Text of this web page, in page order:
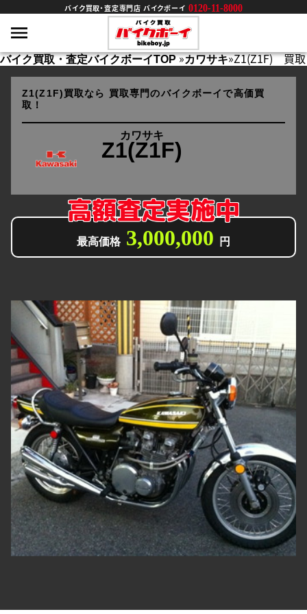
バイク買取・査定専門店 バイクボーイ 0120-11-8000
バイク買取・査定バイクボーイTOP»カワサキ»Z1(Z1F) 買取
Z1(Z1F)買取なら 買取専門のバイクボーイで高価買
取！
カワサキ
Z1(Z1F)
高額査定実施中
最高価格 3,000,000 円